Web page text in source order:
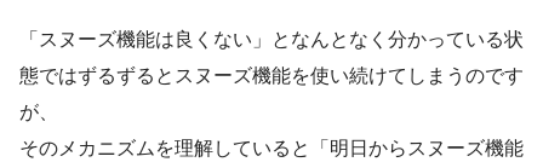
「スヌーズ機能は良くない」となんとなく分かっている状
態ではずるずるとスヌーズ機能を使い続けてしまうのです
が、
そのメカニズムを理解していると「明日からスヌーズ機能